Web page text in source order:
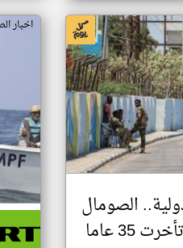
الصومال
عاما
اخبار